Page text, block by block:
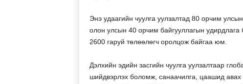
Энэ удаагийн чуулга уулзалтад 80 орчим
олон улсын 40 орчим байгууллагын
2600 гаруй төлөөлөгч оролцож байгаа юм.
Дэлхийн эдийн засгийн чуулга уулзалтаар
шийдвэрлэх боломж, санаачилга, цаашид авах